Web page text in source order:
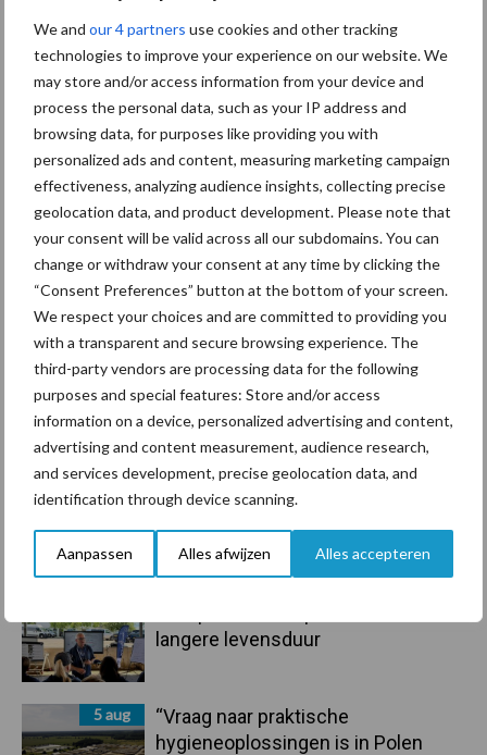
We and our 4 partners use cookies and other tracking
technologies to improve your experience on our website. We
may store and/or access information from your device and
process the personal data, such as your IP address and
browsing data, for purposes like providing you with
personalized ads and content, measuring marketing campaign
effectiveness, analyzing audience insights, collecting precise
geolocation data, and product development. Please note that
your consent will be valid across all our subdomains. You can
change or withdraw your consent at any time by clicking the
“Consent Preferences” button at the bottom of your screen.
We respect your choices and are committed to providing you
with a transparent and secure browsing experience. The
third-party vendors are processing data for the following
purposes and special features: Store and/or access
information on a device, personalized advertising and content,
advertising and content measurement, audience research,
and services development, precise geolocation data, and
identification through device scanning.
Aanpassen Alles afwijzen Alles accepteren
Primaire
Sidebar
Recent nieuws Partner nieuws
6 aug
ForFarmers ziet volume en
marktaandeel groeien in krimpende
Nederlandse markt
langere levensduur
5 aug
“Vraag naar praktische
hygieneoplossingen is in Polen
Themapagina's
Diergezondheid Bemesting Fokkerij
Bedrijfsnieuws
Ligbox &
Voerhekken
Toon meer